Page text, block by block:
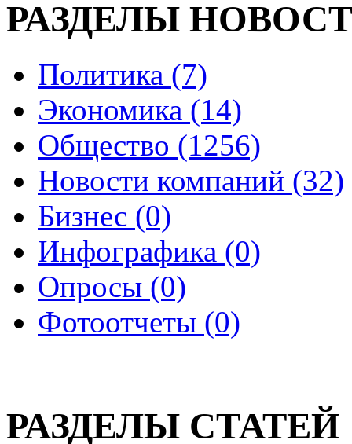
РАЗДЕЛЫ
Политика (7)
Экономика (14)
Общество (1256)
Новости компаний (32)
Бизнес (0)
Инфографика (0)
Опросы (0)
Фотоотчеты (0)
РАЗДЕЛЫ СТАТЕЙ